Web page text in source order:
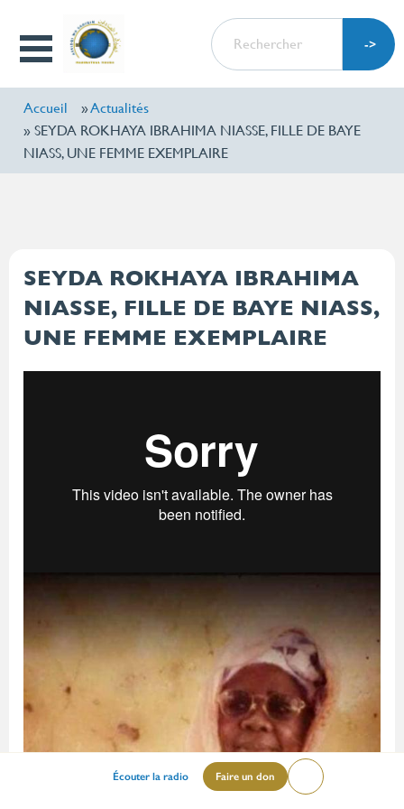
contenu
Open
Menu
RECHERCHER
Accueil
Actualités
SEYDA ROKHAYA IBRAHIMA NIASSE, FILLE DE BAYE
NIASS, UNE FEMME EXEMPLAIRE
SEYDA ROKHAYA IBRAHIMA
NIASSE, FILLE DE BAYE NIASS,
UNE FEMME EXEMPLAIRE
Écouter la radio Faire un don Lire